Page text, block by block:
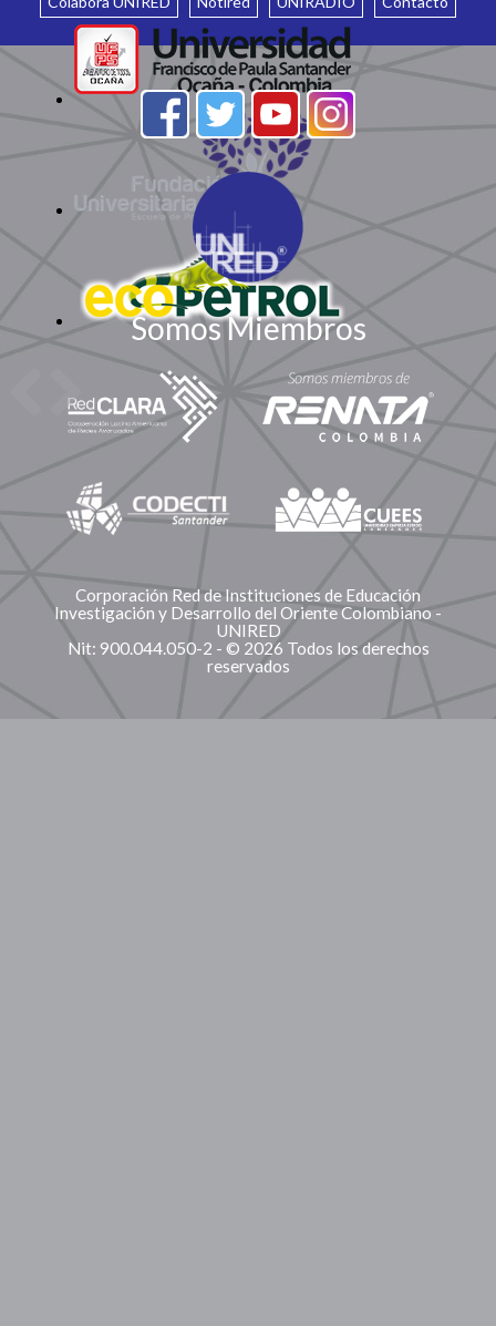
Somos Miembros
Corporación Red de Instituciones de Educación
Investigación y Desarrollo del Oriente Colombiano -
UNIRED
Nit: 900.044.050-2 - © 2026 Todos los derechos
reservados